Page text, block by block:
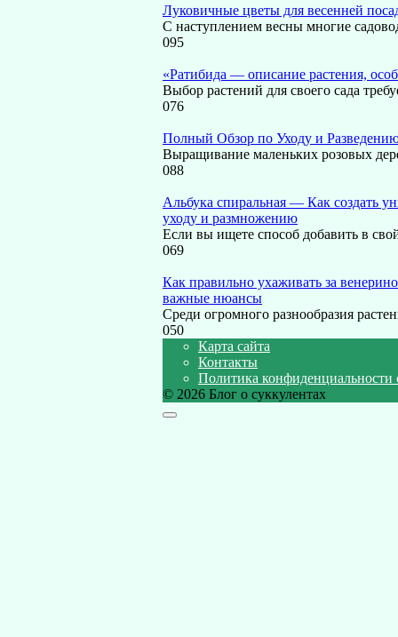
Луковичные цветы для весенней
С наступлением весны многие
095
«Ратибида — описание растения,
Выбор растений для своего сада
076
Полный Обзор по Уходу и
Выращивание маленьких розовых
088
Альбука спиральная — Как создать
уходу и размножению
Если вы ищете способ добавить в
069
Как правильно ухаживать за
важные нюансы
Среди огромного разнообразия
050
Карта сайта
Контакты
Политика конфиденциальности
© 2026 Блог о суккулентах